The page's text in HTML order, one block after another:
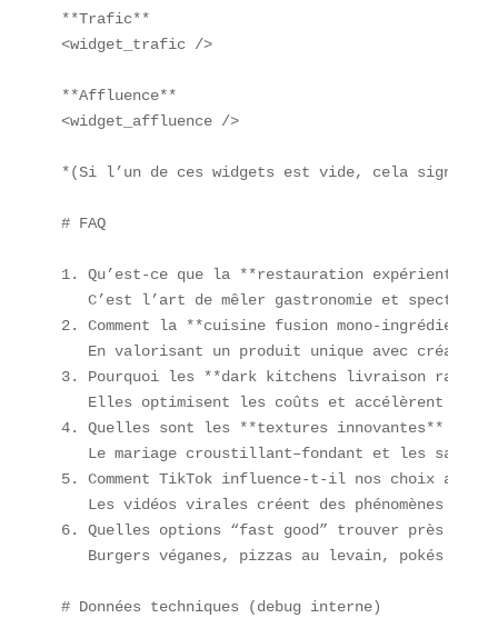
**Trafic**
<widget_trafic />
**Affluence**
<widget_affluence />
*(Si l’un de ces widgets est vide, cela signifie
# FAQ
1. Qu’est-ce que la **restauration
C’est l’art de mêler gastronomie et spectacle
2. Comment la **cuisine fusion mono-
En valorisant un produit unique avec
3. Pourquoi les **dark kitchens livraison
Elles optimisent les coûts et accélèrent la
4. Quelles sont les **textures innovantes**
Le mariage croustillant–fondant et les
5. Comment TikTok influence-t-il nos choix
Les vidéos virales créent des phénomènes de
6. Quelles options “fast good” trouver près de
Burgers véganes, pizzas au levain, pokés bowl